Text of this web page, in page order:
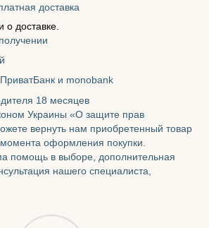
доставка
доставке.
и monobank
18 месяцев
Украины «О защите прав
вернуть нам приобретенный товар
оформления покупки.
помощь в выборе, дополнительная
нашего специалиста,